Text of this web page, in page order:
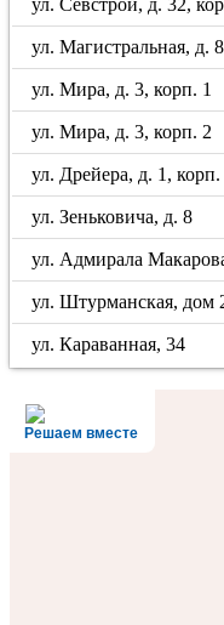
ул. Севстрой, д. 32,
ул. Магистральная, д. 8
ул. Мира, д. 3, корп. 1
ул. Мира, д. 3, корп. 2
ул. Дрейера, д. 1, корп.
ул. Зеньковича, д. 8
ул. Адмирала
ул. Штурманская, дом
ул. Караванная, 34
Решаем вместе